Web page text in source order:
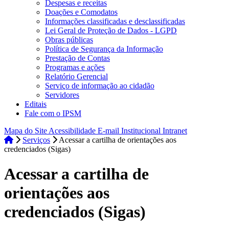
Despesas e receitas
Doações e Comodatos
Informações classificadas e desclassificadas
Lei Geral de Proteção de Dados - LGPD
Obras públicas
Política de Segurança da Informação
Prestação de Contas
Programas e ações
Relatório Gerencial
Serviço de informação ao cidadão
Servidores
Editais
Fale com o IPSM
Mapa do Site Acessibilidade E-mail Institucional Intranet
Serviços
Acessar a cartilha de orientações aos
credenciados (Sigas)
Acessar a cartilha de
orientações aos
credenciados (Sigas)